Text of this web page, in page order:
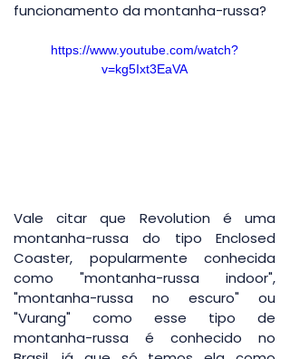
funcionamento da montanha-russa?
https://www.youtube.com/watch?
v=kg5Ixt3EaVA
Vale citar que Revolution é uma
montanha-russa do tipo Enclosed
Coaster, popularmente conhecida
como "montanha-russa indoor",
"montanha-russa no escuro" ou
"Vurang" como esse tipo de
montanha-russa é conhecido no